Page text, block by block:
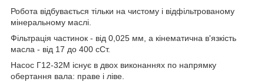
Робота відбувається тільки на чистому і відфільтрованому
мінеральному маслі.
Фільтрація частинок - від 0,025 мм, а кінематична в'язкість
масла - від 17 до 400 сСт.
Насос Г12-32М існує в двох виконаннях по напрямку
обертання вала: праве і ліве.